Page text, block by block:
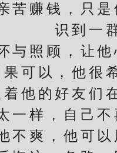
苦赚钱，只
识到一
照顾，让他
可以，他很
的好友们在
一样，自己
不爽，他可